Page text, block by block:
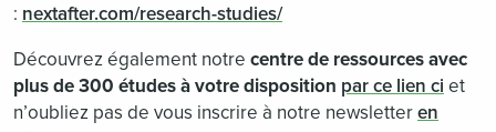
: nextafter.com/research-studies/
Découvrez également notre centre de ressources avec
plus de 300 études à votre disposition par ce lien ci et
n’oubliez pas de vous inscrire à notre newsletteren